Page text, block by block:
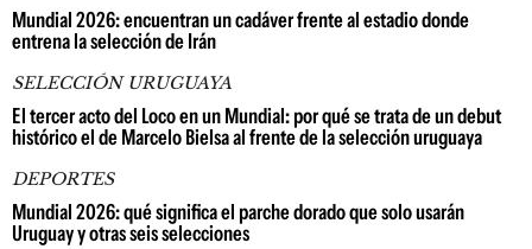
Mundial 2026: encuentran un cadáver frente al estadio donde
entrena la selección de Irán
SELECCIÓN URUGUAYA
El tercer acto del Loco en un Mundial: por qué se trata de un debut
histórico el de Marcelo Bielsa al frente de la selección uruguaya
DEPORTES
Mundial 2026: qué significa el parche dorado que solo usarán
Uruguay y otras seis selecciones